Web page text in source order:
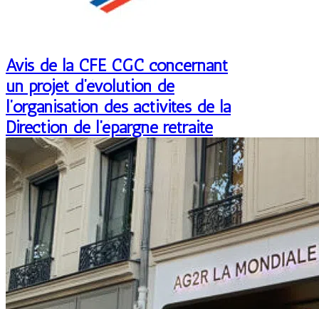
Avis de la CFE CGC concernant
un projet d’évolution de
l’organisation des activités de la
Direction de l’épargne retraite